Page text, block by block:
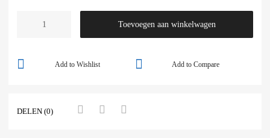
Toevoegen aan winkelwagen
Add to Compare
Add to Wishlist
DELEN (0)